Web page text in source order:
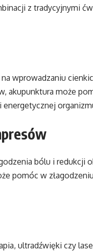
z tradycyjnymi
wprowadzaniu
akupunktura może
bólu i redukcji
pomóc w
ultradźwięki czy